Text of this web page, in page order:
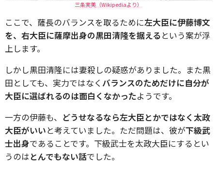
三条実美（Wikipediaより）
ここで、薩長のバランスを取るために左大臣に伊藤博文
を、右大臣に薩摩出身の黒田清隆を据えるという案が浮
上します。
しかし黒田清隆には妻殺しの疑惑がありました。また黒
田としても、実力ではなく バランスのためだけに自分が
大臣に選ばれるのは面白くなかったようです。
一方の伊藤も、 どうせなるなら左大臣とかではなく太政
大臣がいいと考えていました。ただ問題は、彼が下級武
士出身であることです。下級武士を太政大臣にするとい
うのはとんでもない話でした。